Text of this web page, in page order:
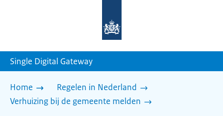
homepage
Single Digital Gateway
Home
Regelen in Nederland
Verhuizing bij de gemeente melden